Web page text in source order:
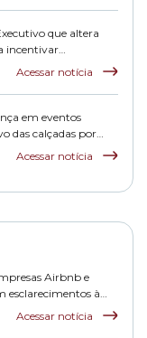
que altera
incentivar
tributárias
Acessar notícia
em eventos
das calçadas por
Comissão de
Acessar notícia
Airbnb e
esclarecimentos à
Acessar notícia